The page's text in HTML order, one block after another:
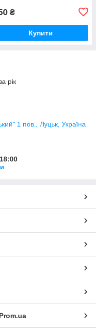
₴
Купити
рік
1 пов., Луцьк, Україна
Prom.ua